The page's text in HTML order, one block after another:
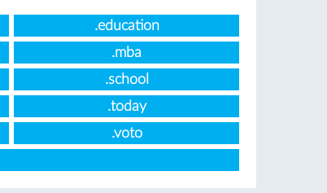
.education
.mba
.school
.today
.voto